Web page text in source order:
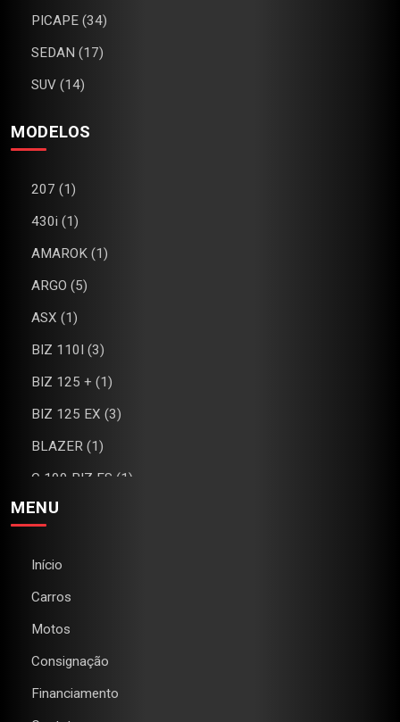
PICAPE (34)
SEDAN (17)
SUV (14)
MODELOS
207 (1)
430i (1)
AMAROK (1)
ARGO (5)
ASX (1)
BIZ 110I (3)
BIZ 125 + (1)
BIZ 125 EX (3)
BLAZER (1)
C 100 BIZ ES (1)
C4 (1)
CB 300R (2)
CG 160 FAN (1)
CG 160 TITAN (2)
CHEROKEE (1)
CIVIC (1)
MENU
Início
Carros
Motos
Consignação
Financiamento